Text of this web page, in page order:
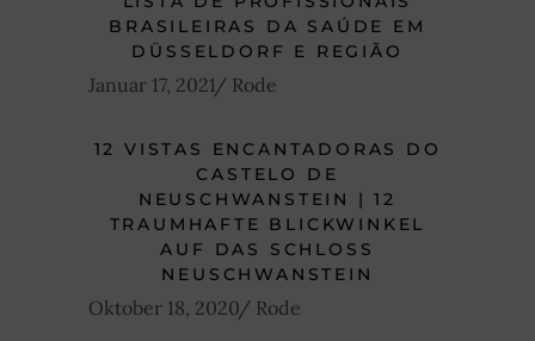
BRASILEIRAS DA SAÚDE EM
DÜSSELDORF E REGIÃO
Januar 17, 2021 Rode
12 VISTAS ENCANTADORAS DO
CASTELO DE
NEUSCHWANSTEIN | 12
TRAUMHAFTE BLICKWINKEL
AUF DAS SCHLOSS
NEUSCHWANSTEIN
Oktober 18, 2020 Rode